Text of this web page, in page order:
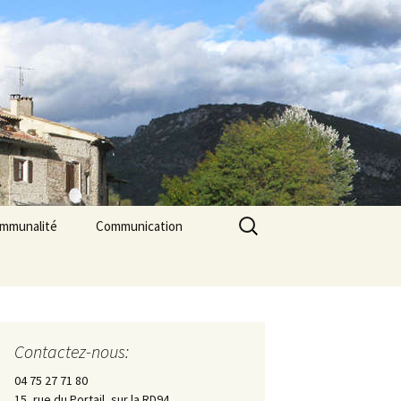
Communication
Les Pilles dans la presse
Rechercher :
Contactez-nous:
04 75 27 71 80